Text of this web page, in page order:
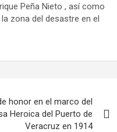
Peña Nieto , así como
zona del desastre en el
honor en el marco del
Heroica del Puerto de
Veracruz en 1914